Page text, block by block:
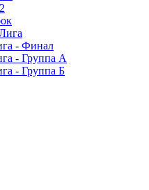
- Финал
- Группа А
- Группа Б